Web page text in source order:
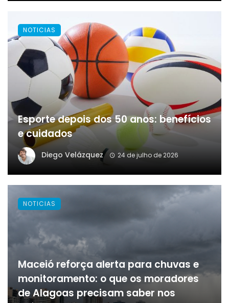
Esporte depois dos 50 anos: benefícios
e cuidados
Diego Velázquez 24 de julho de 2026
NOTICIAS
Maceió reforça alerta para chuvas e
monitoramento: o que os moradores
de Alagoas precisam saber nos
NOTICIAS